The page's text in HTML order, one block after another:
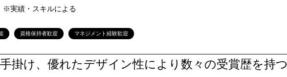
実績・スキルによる
資格保持者歓迎 マネジメント経験歓迎
掛け、優れたデザイン性により数々の受賞歴を持